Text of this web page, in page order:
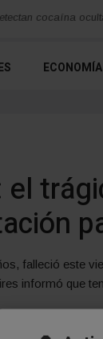
cocaína
ECONOMÍA
falleció este
informó que